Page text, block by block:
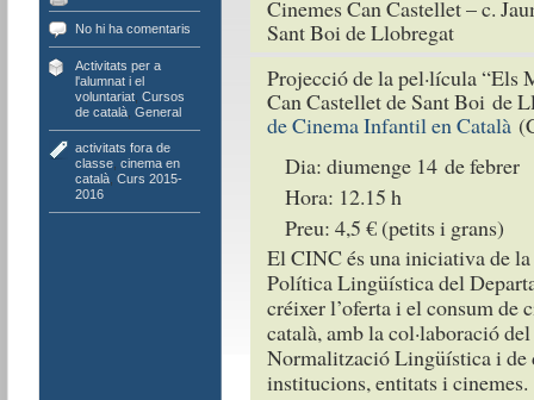
No hi ha comentaris
Activitats per a
l'alumnat i el
voluntariat, Cursos
de català, General
activitats fora de
classe, cinema en
català, Curs 2015-
2016
Cinemes Can Castellet – c.
Sant Boi de Llobregat
Projecció de la pel·lícula “Els
Can Castellet de Sant Boi de
de Cinema Infantil en Català
Dia: diumenge 14 de febrer
Hora: 12.15 h
Preu: 4,5 € (petits i grans)
El CINC és una iniciativa de
Política Lingüística del
créixer l’oferta i el consum de
català, amb la col·laboració
Normalització Lingüística i de
institucions, entitats i cinemes.